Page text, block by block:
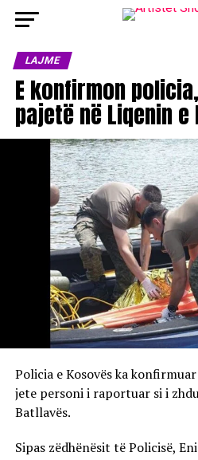
LAJME
E konfirmon
pajetë në Liqenin e
Policia e Kosovës ka
jete personi i raportuar si i
Batllavës.
Sipas zëdhënësit të Policisë,